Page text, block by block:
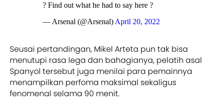
? Find out what he had to say here ?
— Arsenal (@Arsenal) April 20, 2022
Seusai pertandingan, Mikel Arteta pun tak bisa
menutupi rasa lega dan bahagianya, pelatih asal
Spanyol tersebut juga menilai para pemainnya
menampilkan perfoma maksimal sekaligus
fenomenal selama 90 menit.